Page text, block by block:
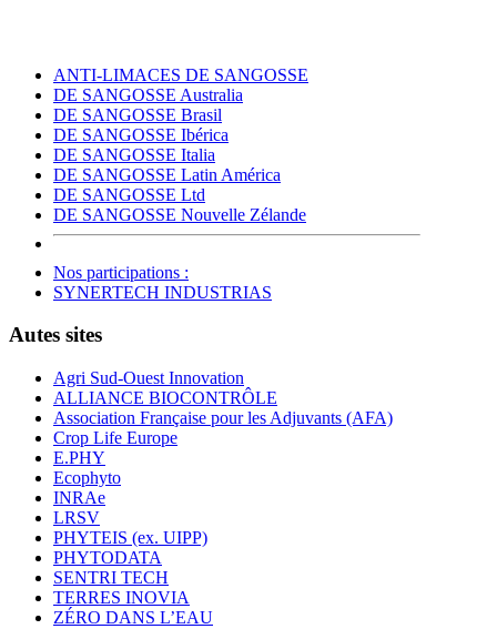
ANTI-LIMACES DE SANGOSSE
DE SANGOSSE Australia
DE SANGOSSE Brasil
DE SANGOSSE Ibérica
DE SANGOSSE Italia
DE SANGOSSE Latin América
DE SANGOSSE Ltd
DE SANGOSSE Nouvelle Zélande
Nos participations :
SYNERTECH INDUSTRIAS
Autes sites
Agri Sud-Ouest Innovation
ALLIANCE BIOCONTRÔLE
Association Française pour les Adjuvants (AFA)
Crop Life Europe
E.PHY
Ecophyto
INRAe
LRSV
PHYTEIS (ex. UIPP)
PHYTODATA
SENTRI TECH
TERRES INOVIA
ZÉRO DANS L’EAU